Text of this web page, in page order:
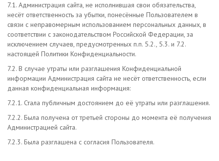
7.1. Администрация сайта, не исполнившая свои обязательства,
несёт ответственность за убытки, понесённые Пользователем в
связи с неправомерным использованием персональных данных, в
соответствии с законодательством Российской Федерации, за
исключением случаев, предусмотренных п.п. 5.2., 5.3. и 7.2.
настоящей Политики Конфиденциальности.
7.2. В случае утраты или разглашения Конфиденциальной
информации Администрация сайта не несёт ответственность, если
данная конфиденциальная информация:
7.2.1. Стала публичным достоянием до её утраты или разглашения.
7.2.2. Была получена от третьей стороны до момента её получения
Администрацией сайта.
7.2.3. Была разглашена с согласия Пользователя.